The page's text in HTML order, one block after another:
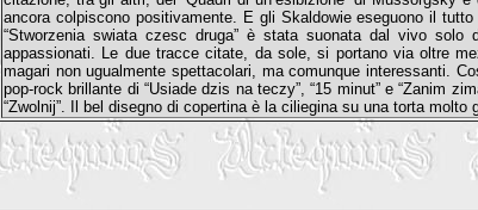
ancora colpiscono positivamente. E gli Skaldowie eseguono il
“Stworzenia swiata czesc druga” è stata suonata dal vivo
appassionati. Le due tracce citate, da sole, si portano via oltre
magari non ugualmente spettacolari, ma comunque interessanti.
pop-rock brillante di “Usiade dzis na teczy”, “15 minut” e “Zanim
“Zwolnij”. Il bel disegno di copertina è la ciliegina su una torta molto